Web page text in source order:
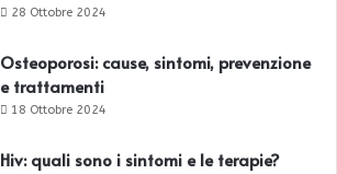
28 Ottobre 2024
Osteoporosi: cause, sintomi, prevenzione
e trattamenti
18 Ottobre 2024
Hiv: quali sono i sintomi e le terapie?